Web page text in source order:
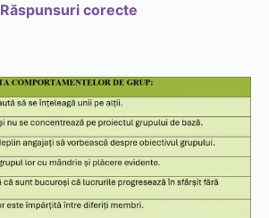
Răspunsuri corecte